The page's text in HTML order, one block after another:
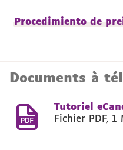
Procedimiento de
Documents à
Tutoriel
Fichier PDF, 1